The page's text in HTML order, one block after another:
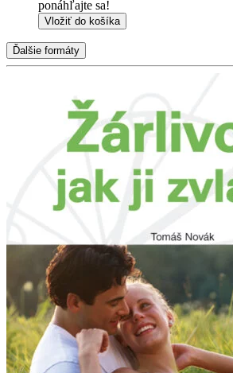
ponáhľajte sa!
Vložiť do košíka
Ďalšie formáty